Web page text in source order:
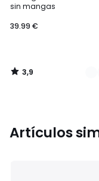
sin mangas
39.99 €
3,9
/
Artículos